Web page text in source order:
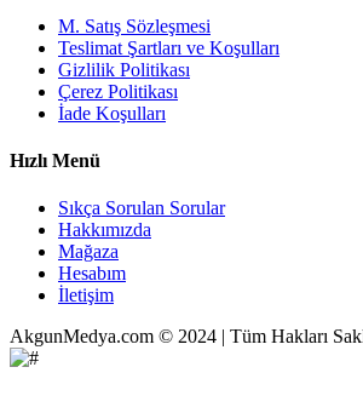
M. Satış Sözleşmesi
Teslimat Şartları ve Koşulları
Gizlilik Politikası
Çerez Politikası
İade Koşulları
Hızlı Menü
Sıkça Sorulan Sorular
Hakkımızda
Mağaza
Hesabım
İletişim
AkgunMedya.com © 2024 | Tüm Hakları